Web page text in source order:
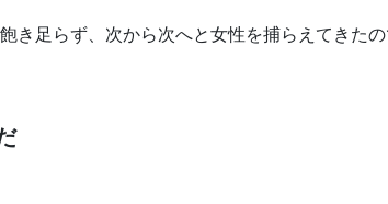
き足らず、次から次へと女性を捕らえてきたの